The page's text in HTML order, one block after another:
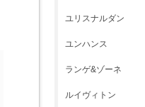
ユリスナルダン
ユンハンス
ランゲ&ゾーネ
ルイヴィトン